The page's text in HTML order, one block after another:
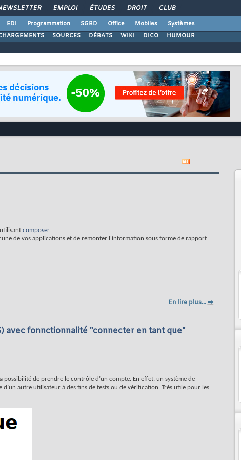
EMPLOI ÉTUDES DROIT CLUB
EDI Programmation SGBD Office Mobiles
Systèmes
SOURCES DÉBATS WIKI DICO HUMOUR
composer.
de vos applications et de remonter l'information sous forme de rapport
En lire plus...
avec fonnctionnalité "connecter en tant que"
de prendre le contrôle d’un compte. En effet, un système de
autre utilisateur à des fins de tests ou de vérification. Très utile pour les